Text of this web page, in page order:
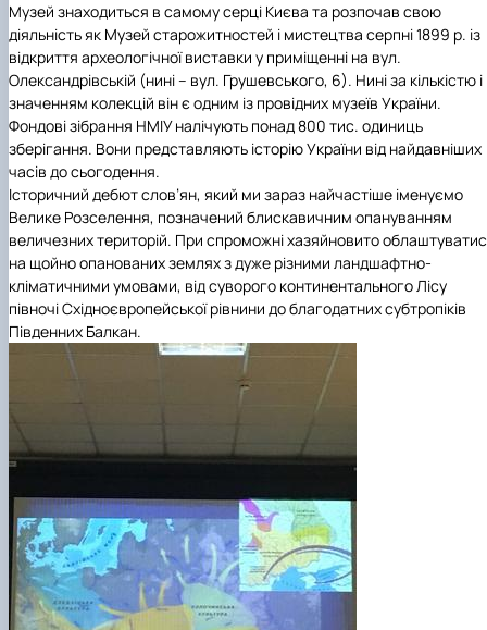
Музей знаходиться в самому серці Києва та розпочав свою
діяльність як Музей старожитностей і мистецтва серпні 1899 р. із
відкриття археологічної виставки у приміщенні на вул.
Олександрівській (нині – вул. Грушевського, 6). Нині за кількістю і
значенням колекцій він є одним із провідних музеїв України.
Фондові зібрання НМІУ налічують понад 800 тис. одиниць
зберігання. Вони представляють історію України від найдавніших
часів до сьогодення.
Історичний дебют слов’ян, який ми зараз найчастіше іменуємо
Велике Розселення, позначений блискавичним опануванням
величезних територій. При спроможні хазяйновито
на щойно опанованих землях з дуже різними ландшафтно-
кліматичними умовами, від суворого континентального Лісу
півночі Східноєвропейської рівнини до благодатних субтропіків
Південних Балкан.